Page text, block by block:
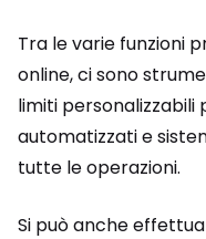
Tra le varie funzioni
online, ci sono
limiti
automatizzati e
tutte le operazioni.
Si può anche